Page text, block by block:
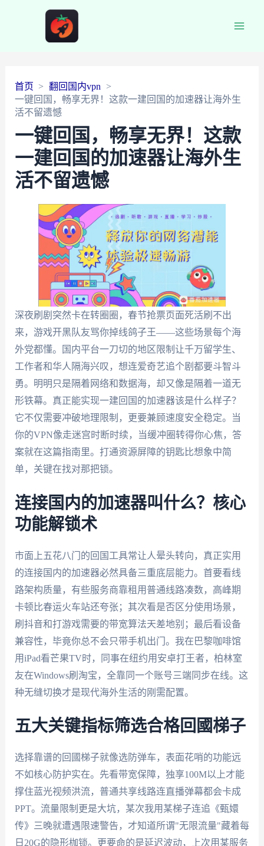
首页
翻回国内vpn
一键回国，畅享无界！这款一建回国的加速器让海外生
活不留遗憾
一键回国，畅享无界！这款
一建回国的加速器让海外生
活不留遗憾
深夜刷剧突然卡在转圈圈，春节抢票页面死活刷不出
来，游戏开黑队友骂你掉线鸽子王——这些场景每个海
外党都懂。国内平台一刀切的地区限制让千万留学生、
工作者和华人隔海兴叹，想连爱奇艺追个剧都要斗智斗
勇。明明只是隔着网络和数据海，却又像是隔着一道无
形铁幕。真正能实现一建回国的加速器该是什么样子？
它不仅需要冲破地理限制，更要兼顾速度安全稳定。当
你的VPN像走迷宫时断时续，当缓冲圈转得你心焦，答
案就在这篇指南里。打通资源屏障的钥匙比想象中简
单，关键在找对那把锁。
连接国内的加速器叫什么？核心
功能解锁术
市面上五花八门的回国工具常让人晕头转向，真正实用
的连接国内的加速器必然具备三重底层能力。首要看线
路架构质量，有些服务商靠租用普通线路凑数，高峰期
卡顿比春运火车站还夸张；其次看是否区分使用场景，
刷抖音和打游戏需要的带宽算法天差地别；最后看设备
兼容性，毕竟你总不会只带手机出门。我在巴黎咖啡馆
用iPad看芒果TV时，同事在纽约用安卓打王者，柏林室
友在Windows刷淘宝，全靠同一个账号三端同步在线。这
种无缝切换才是现代海外生活的刚需配置。
五大关键指标筛选合格回國梯子
选择靠谱的回國梯子就像选防弹车，表面花哨的功能远
不如核心防护实在。先看带宽保障，独享100M以上才能
撑住蓝光视频洪流，普通共享线路连直播弹幕都会卡成
PPT。流量限制更是大坑，某次我用某梯子连追《甄嬛
传》三晚就遭遇限速警告，才知道所谓"无限流量"藏着每
日20G的隐形枷锁。更要命的是延迟波动，上次用某服务